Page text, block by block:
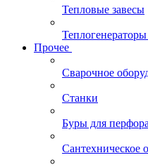
Тепловые завесы
Прочее
Сварочное
Станки
Буры для
Сантехническое